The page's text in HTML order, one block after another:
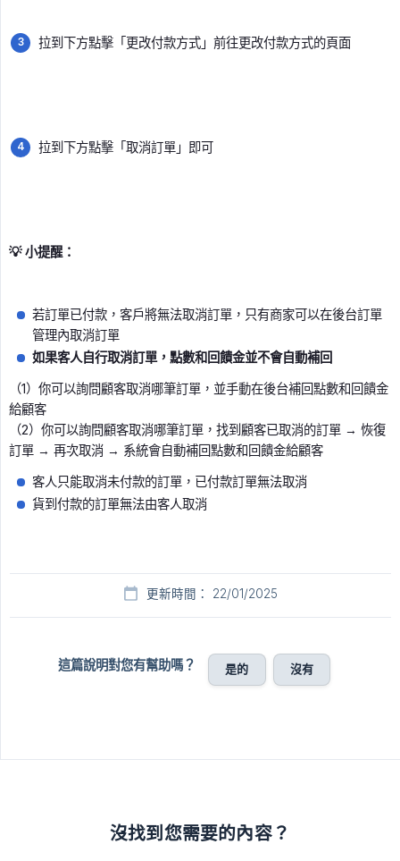
拉到下方點擊「更改付款方式」前往更改付款方式的頁面
拉到下方點擊「取消訂單」即可
💡 小提醒：
若訂單已付款，客戶將無法取消訂單，只有商家可以在後台訂單
管理內取消訂單
如果客人自行取消訂單，點數和回饋金並不會自動補回
（1）你可以詢問顧客取消哪筆訂單，並手動在後台補回點數和回饋金
給顧客
（2）你可以詢問顧客取消哪筆訂單，找到顧客已取消的訂單 → 恢復
訂單 → 再次取消 → 系統會自動補回點數和回饋金給顧客
客人只能取消未付款的訂單，已付款訂單無法取消
貨到付款的訂單無法由客人取消
更新時間： 22/01/2025
這篇說明對您有幫助嗎？ 是的 沒有
沒找到您需要的內容？